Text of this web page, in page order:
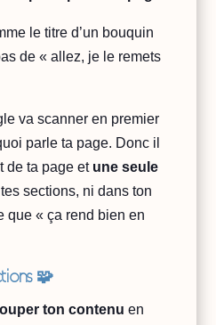
le titre d’un bouquin
de « allez, je le remets
va scanner en premier
parle ta page. Donc il
de ta page et une seule
sections, ni dans ton
que « ça rend bien en
🧩
ton contenu en